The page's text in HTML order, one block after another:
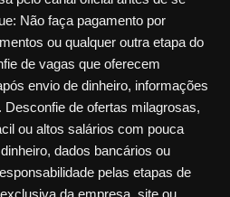
Não faça pagamento por
ou qualquer outra etapa do
de vagas que oferecem
envio de dinheiro, informações
de ofertas milagrosas,
ou altos salários com pouca
dados bancários ou
pelas etapas de
da empresa, site ou